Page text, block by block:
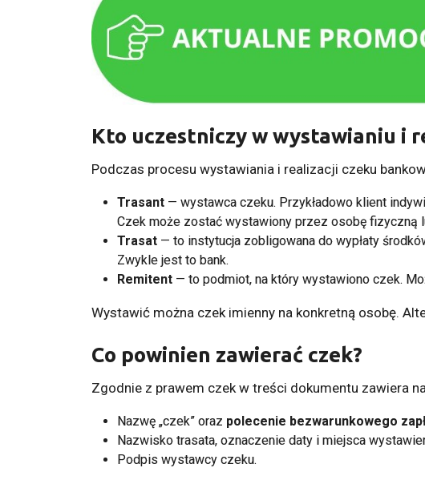
Kto uczestniczy w wystawianiu i
Podczas procesu wystawiania i realizacji czeku
Trasant — wystawca czeku. Przykładowo klient
Czek może zostać wystawiony przez osobę fizyczną
Trasat — to instytucja zobligowana do wypłaty
Zwykle jest to bank.
Remitent — to podmiot, na który wystawiono czek.
Wystawić można czek imienny na konkretną osobę.
Co powinien zawierać czek?
Zgodnie z prawem czek w treści dokumentu zawiera
Nazwę „czek” oraz polecenie bezwarunkowego
Nazwisko trasata, oznaczenie daty i miejsca
Podpis wystawcy czeku.